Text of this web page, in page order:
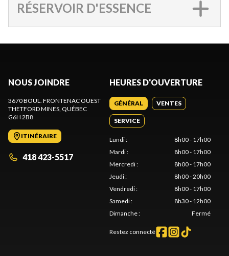
RÉSERVOIR D'ESSENCE
NOUS JOINDRE
3670 BOUL. FRONTENAC OUEST
THETFORD MINES, QUÉBEC
G6H 2B8
ITINÉRAIRE
418 423-5517
HEURES D'OUVERTURE
GÉNÉRAL VENTES
SERVICE
Lundi:
8h00 - 17h00
Mardi:
8h00 - 17h00
Mercredi:
8h00 - 17h00
Jeudi:
8h00 - 20h00
Vendredi:
8h00 - 17h00
Samedi:
8h30 - 12h00
Dimanche: Fermé
Restez connecté